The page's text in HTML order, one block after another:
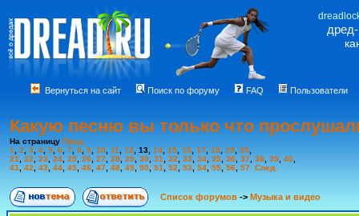
Вернуться на сайт Поиск по форуму FAQ Пользователи
Какую песню вы только что
На страницу Пред.
1
2 3 4 5 6 7 8 9 10 11 12 13 14 15 16 17 18 19 20
21
22 23 24 25 26 27 28 29 30 31 32 33 34 35 36 37 38 39 40
41
42 43 44 45 46 47 48 49 50 51 52 53 54 55 56 57 След.
Список форумов -> Музыка и видео